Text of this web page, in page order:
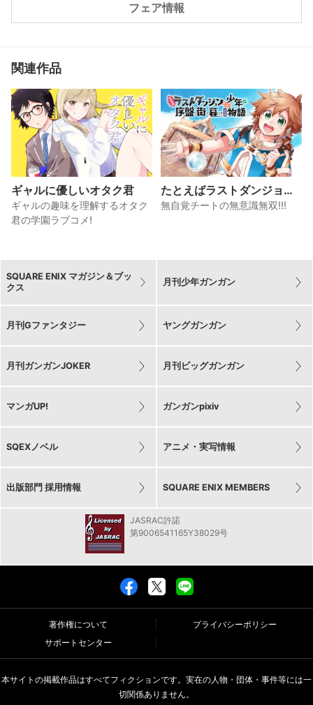
フェア情報
関連作品
ギャルに優しいオタク君
ギャルの趣味を理解するオタク
君の学園ラブコメ!
たとえばラストダンジョン
前の村の少年が序盤の街で
無自覚チートの無意識無双!!!
SQUARE ENIX マガジン＆ブッ
クス
月刊少年ガンガン
月刊Gファンタジー ヤングガンガン
月刊ガンガンJOKER 月刊ビッグガンガン
マンガUP! ガンガンpixiv
SQEXノベル アニメ・実写情報
出版部門 採用情報 SQUARE ENIX MEMBERS
JASRAC許諾
第9006541165Y38029号
著作権について
プライバシーポリシー
サポートセンター
本サイトの掲載作品はすべてフィクションです。実在の人物・団体・事件等には一
切関係ありません。